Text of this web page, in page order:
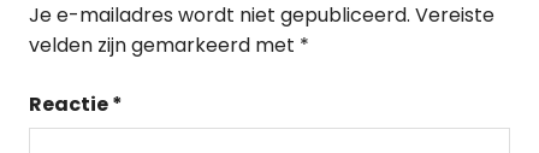
Je e-mailadres wordt niet gepubliceerd. Vereiste
velden zijn gemarkeerd met *
Reactie*